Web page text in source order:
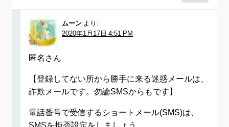
ムーン より:
2020年1月17日 4:51 PM
匿名さん
【登録してない所から勝手に来る迷惑メールは、
詐欺メールです。勿論SMSからもです】
電話番号で受信するショートメール(SMS)は、
SMSを拒否設定をしましょう。